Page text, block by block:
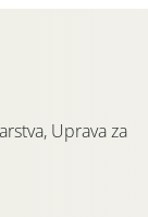
Uprava za